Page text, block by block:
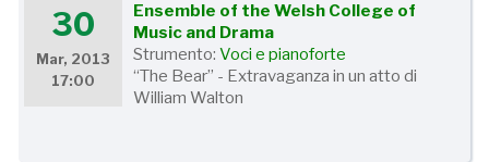
30
Mar, 2013
17:00
Ensemble of the Welsh College of
Music and Drama
Strumento:Voci e pianoforte
“The Bear” - Extravaganza in un atto di
William Walton